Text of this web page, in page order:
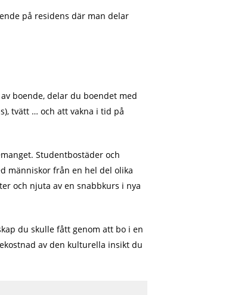
på residens där man delar
boende, delar du boendet med
tvätt … och att vakna i tid på
Studentbostäder och
människor från en hel del olika
och njuta av en snabbkurs i nya
du skulle fått genom att bo i en
av den kulturella insikt du